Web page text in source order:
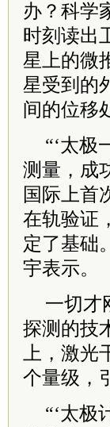
办？科学
时刻读出
星上的微
星受到的
间的位移
“‘太极
测量，成
国际上首
在轨验证
定了基础
宇表示。
一切才
探测的技
上，激
个量级，
“‘太极